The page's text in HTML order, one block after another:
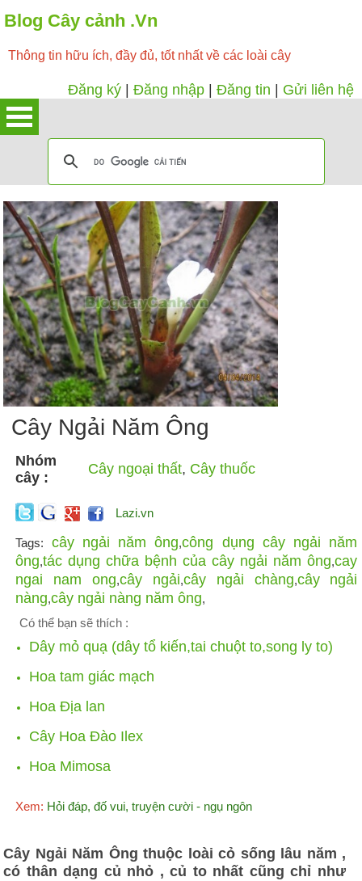
Blog Cây cảnh .Vn
Thông tin hữu ích, đầy đủ, tốt nhất về các loài cây
Đăng ký Đăng nhập Đăng tin Gửi liên hệ
Cây Ngải Năm Ông
Nhóm
cây :
Cây ngoại thất, Cây thuốc
Lazi.vn
Tags: cây ngải năm ông,công dụng cây ngải năm
ông,tác dụng chữa bệnh của cây ngải năm ông,cay
ngai nam ong,cây ngải,cây ngải chàng,cây ngải
nàng,cây ngải nàng năm ông,
Có thể bạn sẽ thích :
Dây mỏ quạ (dây tổ kiến,tai chuột to,song ly to)
Hoa tam giác mạch
Hoa Địa lan
Cây Hoa Đào Ilex
Hoa Mimosa
Xem: Hỏi đáp, đố vui, truyện cười - ngụ ngôn
Cây Ngải Năm Ông thuộc loài cỏ sống lâu năm ,
có thân dạng củ nhỏ , củ to nhất cũng chỉ như